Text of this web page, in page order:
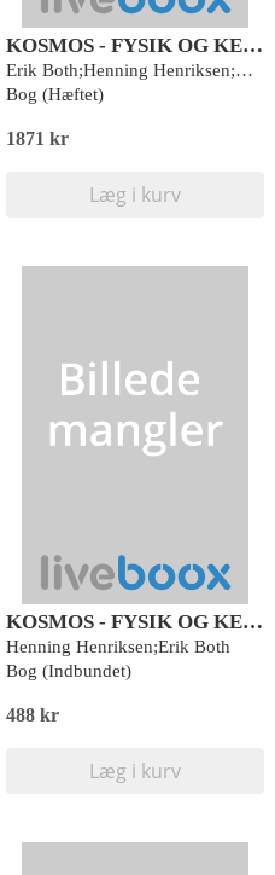
KOSMOS - FYSIK OG KEMI
Erik Both;Henning Henriksen;Nina Troelsgaard Jensen
Bog (Hæftet)
1871 kr
Læg i kurv
KOSMOS - FYSIK OG KEMI
Henning Henriksen;Erik Both
Bog (Indbundet)
488 kr
Læg i kurv